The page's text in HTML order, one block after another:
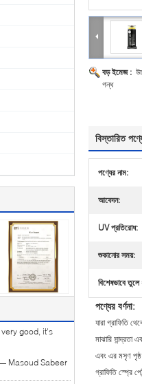
good, it's
Masoud Sabeer
বড় ইমেজ :
গন্ধ
বিস্তারিত
পণ্যের নাম:
আবেদন:
UV প্রতিরোধ:
শুকানোর সময়:
বিশেষভাবে তুলে
পণ্যের বর্ণনা:
যারা গ্রাফিতি
মাঝারি সান্দ্রতা
এবং এর মসৃণ পৃষ্ঠ
গ্রাফিতি স্প্রে